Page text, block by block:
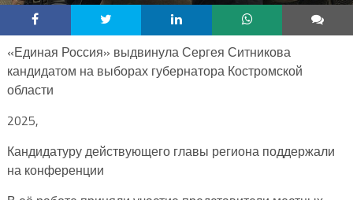
«Единая Россия» выдвинула Сергея Ситникова
кандидатом на выборах губернатора Костромской
области
2025,
Кандидатуру действующего главы региона поддержали
на конференции